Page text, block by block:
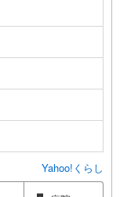
Yahoo!くらし